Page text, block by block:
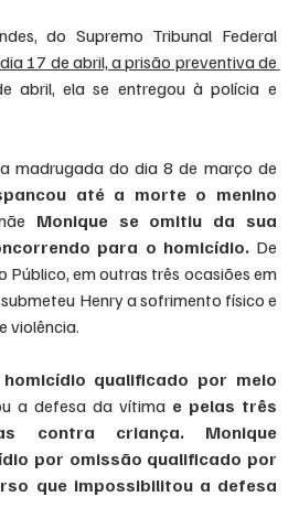
do Supremo Tribunal Federal
17 de abril, a prisão preventiva de
abril, ela se entregou à polícia e
madrugada do dia 8 de março de
até a morte o menino
Monique se omitiu da sua
para o homicídio. De
Público, em outras três ocasiões em
Henry a sofrimento físico e
violência.
qualificado por meio
a defesa da vítima e pelas três
contra criança.
Monique
por omissão qualificado por
que impossibilitou a defesa